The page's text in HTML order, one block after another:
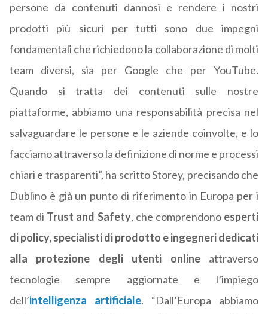
persone da contenuti dannosi e rendere i nostri
prodotti più sicuri per tutti sono due impegni
fondamentali che richiedono la collaborazione di molti
team diversi, sia per Google che per YouTube.
Quando si tratta dei contenuti sulle nostre
piattaforme, abbiamo una responsabilità precisa nel
salvaguardare le persone e le aziende coinvolte, e lo
facciamo attraverso la definizione di norme e processi
chiari e trasparenti”, ha scritto Storey, precisando che
Dublino è già un punto di riferimento in Europa per i
team di Trust and Safety, che comprendono esperti
di policy, specialisti di prodotto e ingegneri dedicati
alla protezione degli utenti onlineattraverso
tecnologie sempre aggiornate e l’impiego
dell’intelligenza artificiale. “Dall’Europa abbiamo